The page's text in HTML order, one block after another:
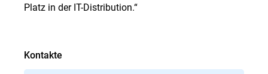
Platz in der IT-Distribution.“
Kontakte